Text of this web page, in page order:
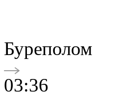
Буреполом
03:36